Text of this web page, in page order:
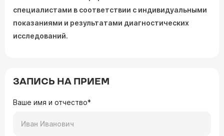
специалистами в соответствии с индивидуальными
показаниями и результатами диагностических
исследований.
ЗАПИСЬ НА ПРИЕМ
Ваше имя и отчество*